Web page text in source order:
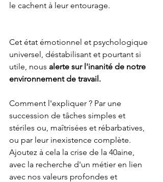
le cachent à leur entourage.
Cet état émotionnel et psychologique
universel, déstabilisant et pourtant si
utile, nous alerte sur l'inanité de notre
environnement de travail.
Comment l'expliquer ? Par une
succession de tâches simples et
stériles ou, maîtrisées et rébarbatives,
ou par leur inexistence complète.
Ajoutez à cela la crise de la 40aine,
avec la recherche d'un métier en lien
avec nos valeurs profondes et